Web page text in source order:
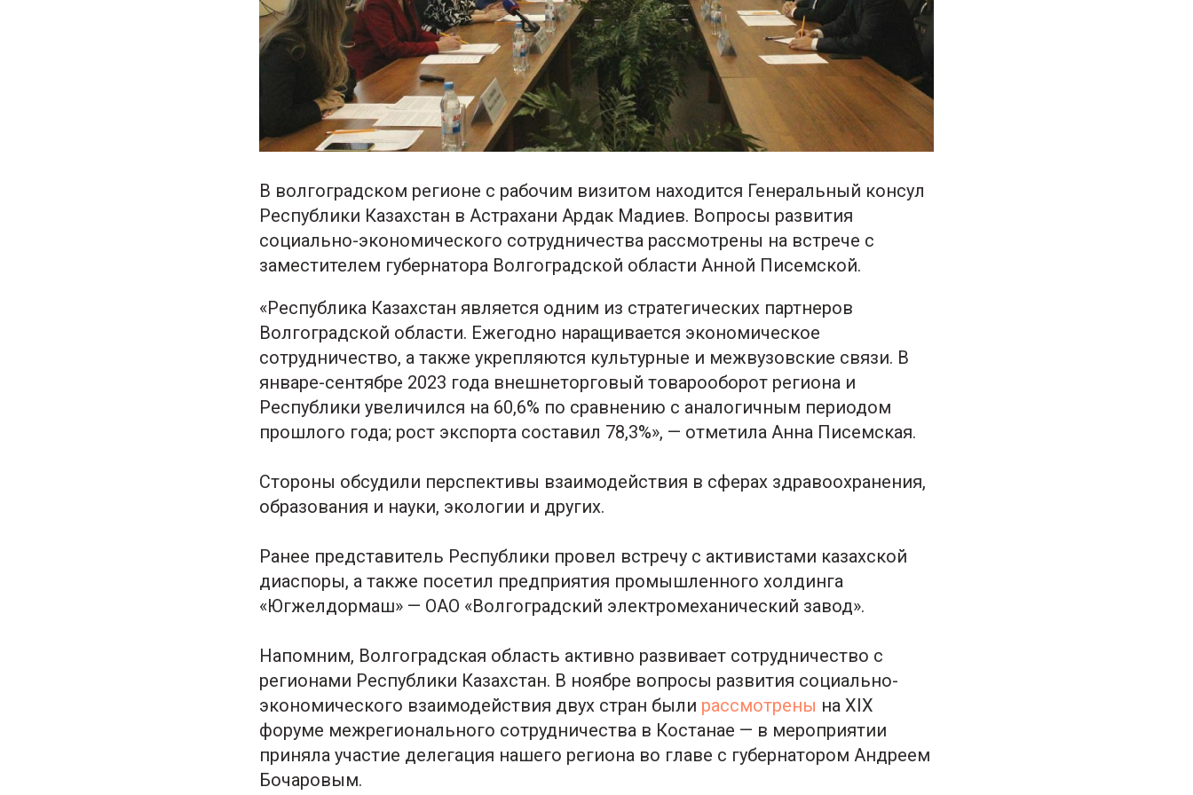
В волгоградском регионе с рабочим визитом находится Генеральный консул
Республики Казахстан в Астрахани Ардак Мадиев. Вопросы развития
социально-экономического сотрудничества рассмотрены на встрече с
заместителем губернатора Волгоградской области Анной Писемской.
«Республика Казахстан является одним из стратегических партнеров
Волгоградской области. Ежегодно наращивается экономическое
сотрудничество, а также укрепляются культурные и межвузовские связи. В
январе-сентябре 2023 года внешнеторговый товарооборот региона и
Республики увеличился на 60,6% по сравнению с аналогичным периодом
прошлого года; рост экспорта составил 78,3%», — отметила Анна Писемская.
Стороны обсудили перспективы взаимодействия в сферах здравоохранения,
образования и науки, экологии и других.
Ранее представитель Республики провел встречу с активистами казахской
диаспоры, а также посетил предприятия промышленного холдинга
«Югжелдормаш» — ОАО «Волгоградский электромеханический завод».
Напомним, Волгоградская область активно развивает сотрудничество с
регионами Республики Казахстан. В ноябре вопросы развития социально-
экономического взаимодействия двух стран были рассмотрены на XIX
форуме межрегионального сотрудничества в Костанае — в мероприятии
приняла участие делегация нашего региона во главе с губернатором Андреем
Бочаровым.